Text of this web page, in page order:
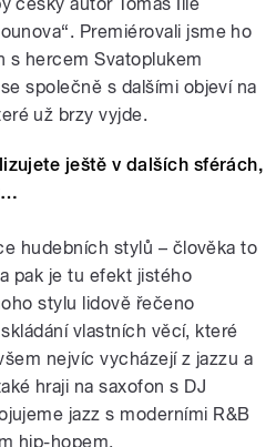
Premiérovali jsme ho
s hercem Svatoplukem
společně s dalšími objeví na
už brzy vyjde.
ještě v dalších sférách,
hudebních stylů – člověka to
pak je tu efekt jistého
stylu lidově řečeno
vlastních věcí, které
nejvíc vycházejí z jazzu a
hraji na saxofon s DJ
jazz s moderními R&B
hip-hopem.